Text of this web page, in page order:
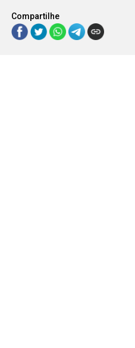
Compartilhe